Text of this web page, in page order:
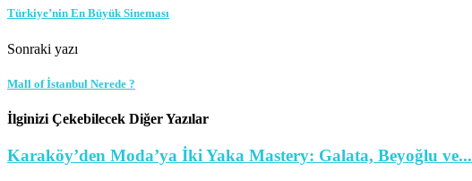
Türkiye’nin En Büyük Sineması
Sonraki yazı
Mall of İstanbul Nerede ?
İlginizi Çekebilecek Diğer Yazılar
Karaköy’den Moda’ya İki Yaka Mastery: Galata, Beyoğlu ve...